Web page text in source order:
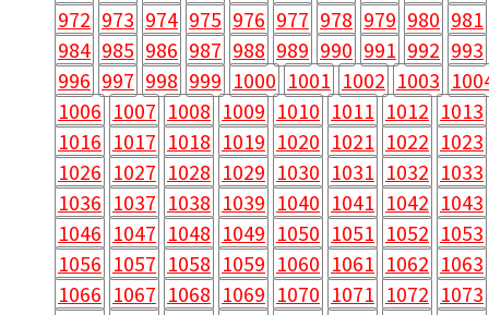
972 973 974 975 976 977 978 979 980 981
984 985 986 987 988 989 990 991 992 993
996 997 998 999 1000 1001 1002 1003
1006 1007 1008 1009 1010 1011 1012 1013
1016 1017 1018 1019 1020 1021 1022 1023
1026 1027 1028 1029 1030 1031 1032 1033
1036 1037 1038 1039 1040 1041 1042 1043
1046 1047 1048 1049 1050 1051 1052 1053
1056 1057 1058 1059 1060 1061 1062 1063
1066 1067 1068 1069 1070 1071 1072 1073